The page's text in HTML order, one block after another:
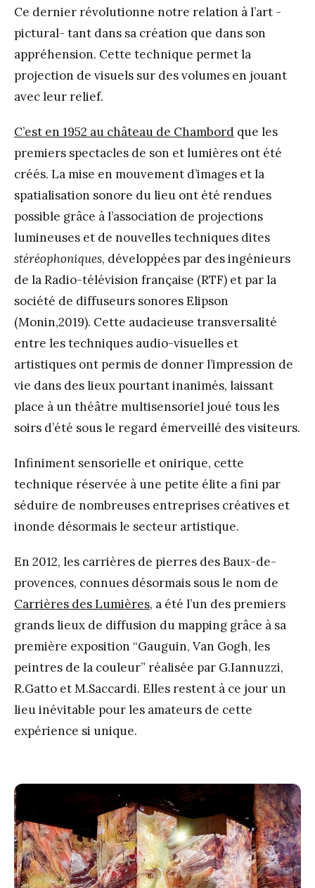
Ce dernier révolutionne notre relation à l’art -
pictural- tant dans sa création que dans son
appréhension. Cette technique permet la
projection de visuels sur des volumes en jouant
avec leur relief.
C’est en 1952 au château de Chambord que les
premiers spectacles de son et lumières ont été
créés. La mise en mouvement d’images et la
spatialisation sonore du lieu ont été rendues
possible grâce à l’association de projections
lumineuses et de nouvelles techniques dites
stéréophoniques, développées par des ingénieurs
de la Radio-télévision française (RTF) et par la
société de diffuseurs sonores Elipson
(Monin,2019). Cette audacieuse transversalité
entre les techniques audio-visuelles et
artistiques ont permis de donner l’impression de
vie dans des lieux pourtant inanimés, laissant
place à un théâtre multisensoriel joué tous les
soirs d’été sous le regard émerveillé des visiteurs.
Infiniment sensorielle et onirique, cette
technique réservée à une petite élite a fini par
séduire de nombreuses entreprises créatives et
inonde désormais le secteur artistique.
En 2012, les carrières de pierres des Baux-de-
provences, connues désormais sous le nom de
Carrières des Lumières, a été l’un des premiers
grands lieux de diffusion du mapping grâce à sa
première exposition “Gauguin, Van Gogh, les
peintres de la couleur” réalisée par G.Iannuzzi,
R.Gatto et M.Saccardi. Elles restent à ce jour un
lieu inévitable pour les amateurs de cette
expérience si unique.